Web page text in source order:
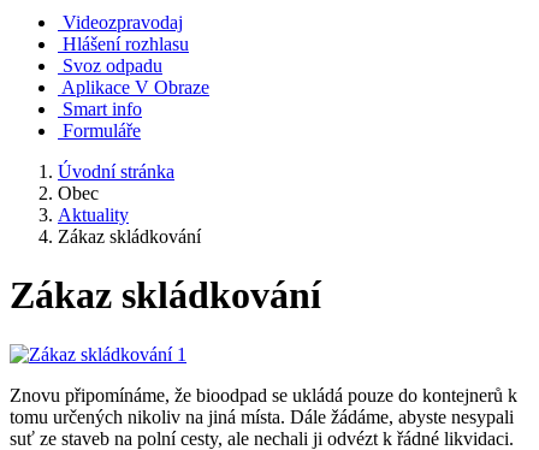
Videozpravodaj
Hlášení rozhlasu
Svoz odpadu
Aplikace V Obraze
Smart info
Formuláře
Úvodní stránka
Obec
Aktuality
Zákaz skládkování
Zákaz skládkování
Znovu připomínáme, že bioodpad se ukládá pouze do kontejnerů k
tomu určených nikoliv na jiná místa. Dále žádáme, abyste nesypali
suť ze staveb na polní cesty, ale nechali ji odvézt k řádné likvidaci.